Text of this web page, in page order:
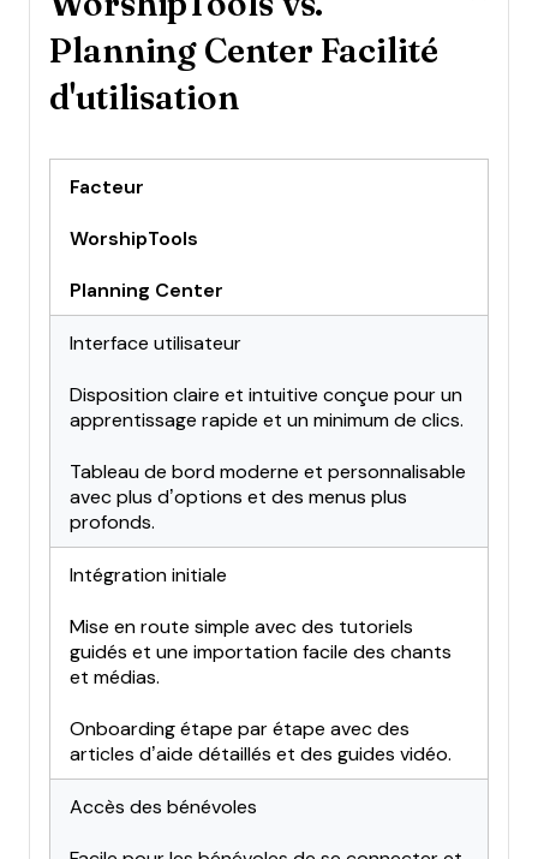
Planning Center Facilité
d'utilisation
Facteur
WorshipTools
Planning Center
Interface utilisateur
Disposition claire et intuitive conçue pour un
apprentissage rapide et un minimum de clics.
Tableau de bord moderne et personnalisable
avec plus d’options et des menus plus
profonds.
Intégration initiale
Mise en route simple avec des tutoriels
guidés et une importation facile des chants
et médias.
Onboarding étape par étape avec des
articles d’aide détaillés et des guides vidéo.
Accès des bénévoles